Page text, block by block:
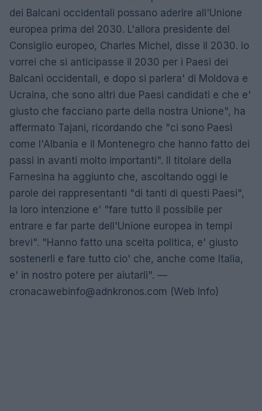
dei Balcani occidentali possano aderire all'Unione
europea prima del 2030. L'allora presidente del
Consiglio europeo, Charles Michel, disse il 2030. Io
vorrei che si anticipasse il 2030 per i Paesi dei
Balcani occidentali, e dopo si parlera' di Moldova e
Ucraina, che sono altri due Paesi candidati e che e'
giusto che facciano parte della nostra Unione", ha
affermato Tajani, ricordando che "ci sono Paesi
come l'Albania e il Montenegro che hanno fatto dei
passi in avanti molto importanti". Il titolare della
Farnesina ha aggiunto che, ascoltando oggi le
parole dei rappresentanti "di tanti di questi Paesi",
la loro intenzione e' "fare tutto il possibile per
entrare e far parte dell'Unione europea in tempi
brevi". "Hanno fatto una scelta politica, e' giusto
sostenerli e fare tutto cio' che, anche come Italia,
e' in nostro potere per aiutarli". —
cronacawebinfo@adnkronos.com (Web Info)